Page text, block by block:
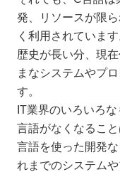
発、リソースが限
く利用されています
歴史が長い分、現
まなシステムやプ
す。
IT業界のいろいろ
言語がなくなるこ
言語を使った開発
れまでのシステム